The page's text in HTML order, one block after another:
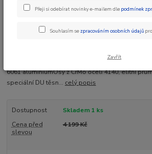
pro lepší přenos síly nohou.Velmi odolné díiky
6061 aluminiumOsy z CrMo oceli 4140, elitní
speciální DU těsn... celý popis
Dostupnost
Skladem 1 ks
Cena před
slevou
4 199 Kč
Přeji si odebírat novinky e-mailem dle podmínek
Souhlasím se zpracováním osobních údajů
Zavřít